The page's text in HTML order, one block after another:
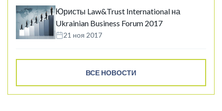
Юристы Law&Trust International на
Ukrainian Business Forum 2017
21 ноя 2017
ВСЕ НОВОСТИ